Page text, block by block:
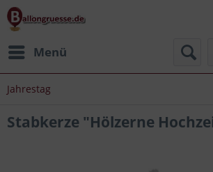
Menü
Jahrestag
Stabkerze "Hölzerne